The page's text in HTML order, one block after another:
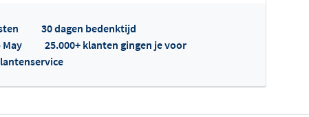
ophalen...
30 dagen bedenktijd
May
25.000+ klanten gingen je voor